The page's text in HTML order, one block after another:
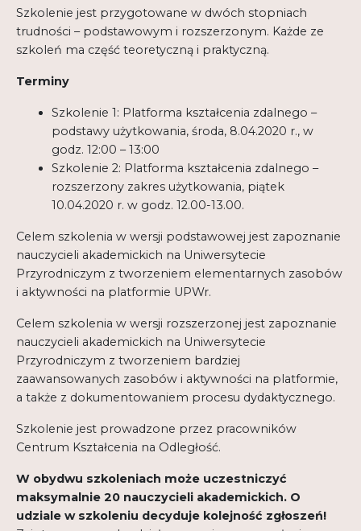
Szkolenie jest przygotowane w dwóch stopniach
trudności – podstawowym i rozszerzonym. Każde ze
szkoleń ma część teoretyczną i praktyczną.
Terminy
Szkolenie 1: Platforma kształcenia zdalnego –
podstawy użytkowania, środa, 8.04.2020 r., w
godz. 12:00 – 13:00
Szkolenie 2: Platforma kształcenia zdalnego –
rozszerzony zakres użytkowania, piątek
10.04.2020 r. w godz. 12.00-13.00.
Celem szkolenia w wersji podstawowej jest zapoznanie
nauczycieli akademickich na Uniwersytecie
Przyrodniczym z tworzeniem elementarnych zasobów
i aktywności na platformie UPWr.
Celem szkolenia w wersji rozszerzonej jest zapoznanie
nauczycieli akademickich na Uniwersytecie
Przyrodniczym z tworzeniem bardziej
zaawansowanych zasobów i aktywności na platformie,
a także z dokumentowaniem procesu dydaktycznego.
Szkolenie jest prowadzone przez pracowników
Centrum Kształcenia na Odległość.
W obydwu szkoleniach może uczestniczyć
maksymalnie 20 nauczycieli akademickich. O
udziale w szkoleniu decyduje kolejność zgłoszeń!